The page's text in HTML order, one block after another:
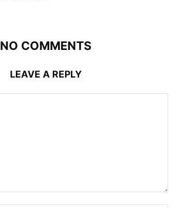
NO COMMENTS
LEAVE A REPLY